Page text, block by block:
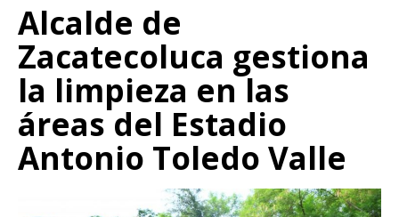
Alcalde de
Zacatecoluca gestiona
la limpieza en las
áreas del Estadio
Antonio Toledo Valle